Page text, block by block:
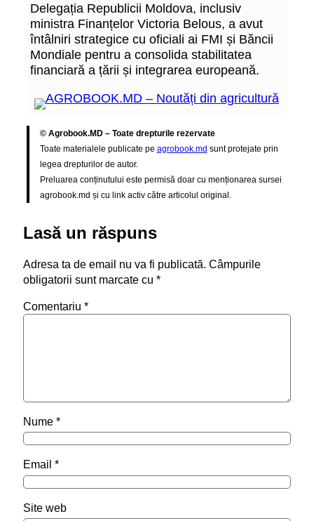
Delegația Republicii Moldova, inclusiv
ministra Finanțelor Victoria Belous, a avut
întâlniri strategice cu oficiali ai FMI și Băncii
Mondiale pentru a consolida stabilitatea
financiară a țării și integrarea europeană.
© Agrobook.MD – Toate drepturile rezervate
Toate materialele publicate pe agrobook.md sunt protejate prin
legea drepturilor de autor.
Preluarea conținutului este permisă doar cu menționarea sursei
agrobook.md și cu link activ către articolul original.
Lasă un răspuns
Adresa ta de email nu va fi publicată. Câmpurile
obligatorii sunt marcate cu *
Comentariu *
Nume *
Email *
Site web